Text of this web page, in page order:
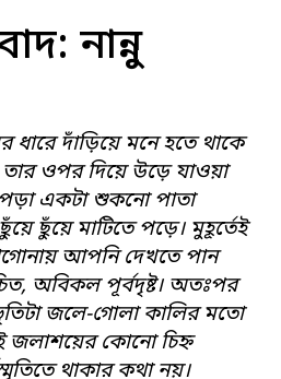
নান্নু
দাঁড়িয়ে মনে হতে থাকে
তারওপর দিয়ে উড়ে যাওয়া
একটা শুকনো পাতা
ছুঁয়ে মাটিতে পড়ে। মুহূর্তেই
আপনি দেখতে পান
, অবিকল পূর্বদৃষ্ট। অতঃপর
জলে-গোলা কালির মতো
কোনো চিহ্ন
থাকার কথা নয়।